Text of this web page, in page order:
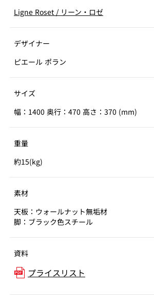
Ligne Roset / リーン・ロゼ
デザイナー
ピエール ポラン
サイズ
幅：1400 奥行：470 高さ：370 (mm)
重量
約15(kg)
素材
天板：ウォールナット無垢材
脚：ブラック色スチール
資料
プライスリスト